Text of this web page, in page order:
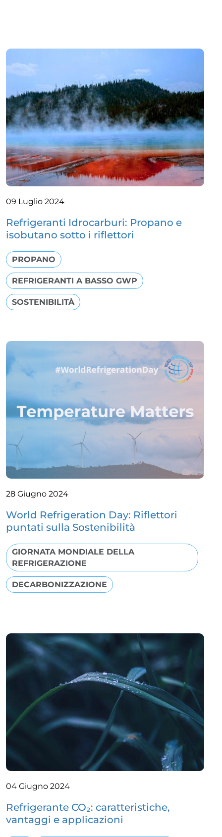
09 Luglio 2024
Refrigeranti Idrocarburi: Propano e
isobutano sotto i riflettori
PROPANO
REFRIGERANTI A BASSO GWP
SOSTENIBILITÀ
28 Giugno 2024
World Refrigeration Day: Riflettori
puntati sulla Sostenibilità
GIORNATA MONDIALE DELLA
REFRIGERAZIONE
DECARBONIZZAZIONE
04 Giugno 2024
Refrigerante CO₂: caratteristiche,
vantaggi e applicazioni